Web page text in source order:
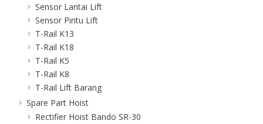
Sensor Lantai Lift
Sensor Pintu Lift
T-Rail K13
T-Rail K18
T-Rail K5
T-Rail K8
T-Rail Lift Barang
Spare Part Hoist
Rectifier Hoist Bando SR-30